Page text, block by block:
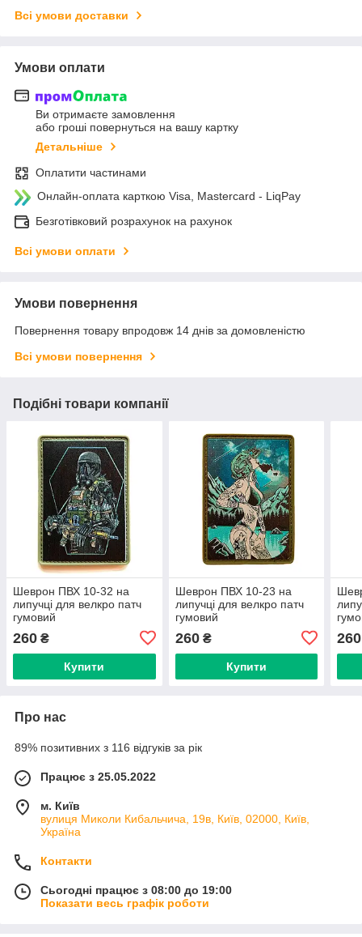
Всі умови доставки
Умови оплати
Ви отримаєте замовлення
або гроші повернуться на вашу картку
Детальніше
Оплатити частинами
Онлайн-оплата карткою Visa, Mastercard - LiqPay
Безготівковий розрахунок на рахунок
Всі умови оплати
Умови повернення
Повернення товару впродовж 14 днів за домовленістю
Всі умови повернення
Подібні товари компанії
Шеврон ПВХ 10-32 на
липучці для велкро патч
гумовий
260 ₴
Купити
Шеврон ПВХ 10-23 на
липучці для велкро патч
гумовий
260₴
Купити
260
Про нас
89% позитивних з 116 відгуків за рік
Працює з 25.05.2022
м. Київ
вулиця Миколи Кибальчича, 19в, Київ, 02000, Київ,
Україна
Контакти
Сьогодні працює з 08:00 до 19:00
Показати весь графік роботи